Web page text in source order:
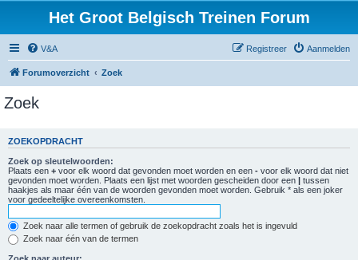
Het Groot Belgisch Treinen Forum
V&A Aanmelden
Registreer
Forumoverzicht Zoek
Zoek
ZOEKOPDRACHT
Zoek op sleutelwoorden:
Plaats een + voor elk woord dat gevonden moet worden en een - voor elk woord dat niet
gevonden moet worden. Plaats een lijst met woorden gescheiden door een | tussen
haakjes als maar één van de woorden gevonden moet worden. Gebruik * als een joker
voor gedeeltelijke overeenkomsten.
Zoek naar alle termen of gebruik de zoekopdracht zoals het is ingevuld
Zoek naar één van de termen